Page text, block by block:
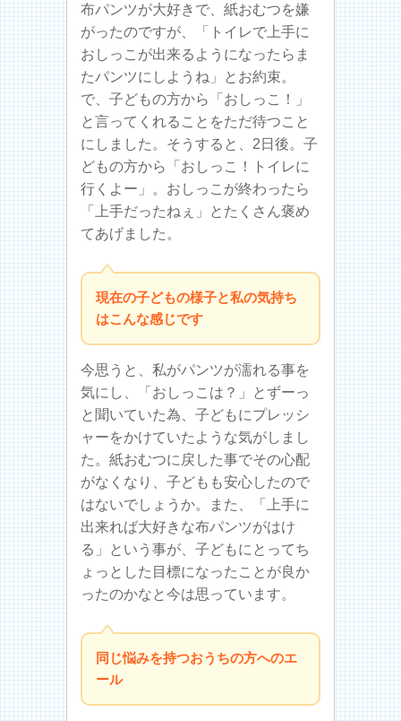
布パンツが大好きで、紙おむつを嫌
がったのですが、「トイレで上手に
おしっこが出来るようになったらま
たパンツにしようね」とお約束。
で、子どもの方から「おしっこ！」
と言ってくれることをただ待つこと
にしました。そうすると、2日後。子
どもの方から「おしっこ！トイレに
行くよー」。おしっこが終わったら
「上手だったねぇ」とたくさん褒め
てあげました。
現在の子どもの様子と私の気持ち
はこんな感じです
今思うと、私がパンツが濡れる事を
気にし、「おしっこは？」とずーっ
と聞いていた為、子どもにプレッシ
ャーをかけていたような気がしまし
た。紙おむつに戻した事でその心配
がなくなり、子どもも安心したので
はないでしょうか。また、「上手に
出来れば大好きな布パンツがはけ
る」という事が、子どもにとってち
ょっとした目標になったことが良か
ったのかなと今は思っています。
同じ悩みを持つおうちの方へのエ
ール